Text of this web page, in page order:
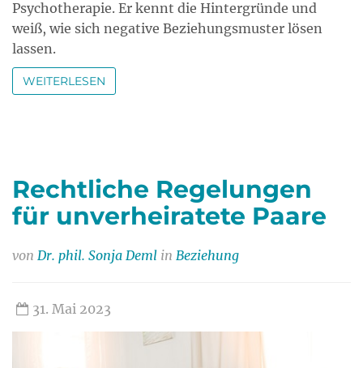
Psychotherapie. Er kennt die Hintergründe und
weiß, wie sich negative Beziehungsmuster lösen
lassen.
WEITERLESEN
Rechtliche Regelungen
für unverheiratete Paare
von Dr. phil. Sonja Deml in Beziehung
31. Mai 2023